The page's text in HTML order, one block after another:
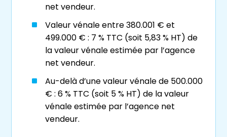
nombreux, en particulier financiers et fiscaux.
J’ai souhaité rester ancré dans mon territoire
Beaujolais– Bresse – Dombeset bien sûr
Val de Saône pour offrir un service et un suivi
de qualité grâce à la proximité et ma
connaissance du secteur, tout en vous
consacrant tout le temps nécessaire.
Je me ferai un plaisir de vous accompagner
les départements limitrophes, ce type de
transaction est une solution idéale pour
affronter la réduction du pouvoir d’achat en
fin de carrière. Il permet de continuer à vivre
chez soi enviager occupé
financer sereinement une résidence sénior en
viager libre
net vendeur.
Valeur vénale entre 380.001 € et
499.000 € : 7 % TTC (soit 5,83 % HT) de
la valeur vénale estimée par l’agence
net vendeur.
Au-delà d’une valeur vénale de 500.000
€ : 6 % TTC (soit 5 % HT) de la valeur
vénale estimée par l’agence net
vendeur.